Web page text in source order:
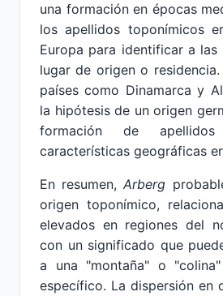
una formación en épocas
los apellidos toponímicos
Europa para identificar a las
lugar de origen o
países como Dinamarca y
la hipótesis de un origen
formación de
características geográficas
En resumen,Arberg
origen toponímico,
elevados en regiones del
con un significado que
a una "montaña" o
específico. La dispersión en